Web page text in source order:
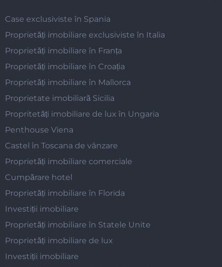
Case exclusiviste în Spania
Proprietăți imobiliare exclusiviste în Italia
Proprietăți imobiliare în Franța
Proprietăți imobiliare în Croația
Proprietăți imobiliare în Mallorca
Proprietate imobiliară Sicilia
Propritetăți imobiliare de lux în Ungaria
Penthouse Viena
Castel în Toscana de vânzare
Proprietăți imobiliare comerciale
Cumpărare hotel
Proprietăți imobiliare în Florida
Investiții imobiliare
Proprietăți imobiliare în Statele Unite
Proprietăți imobiliare de lux
Investiții imobiliare